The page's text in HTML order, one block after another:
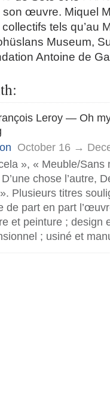
œuvre. Miquel
tels qu’au
Museum,
Antoine de
Leroy — Oh
October 16 →
», « Meuble/Sans
chose l’autre,
Plusieurs titres
de part en part
et peinture ; design
; usiné et